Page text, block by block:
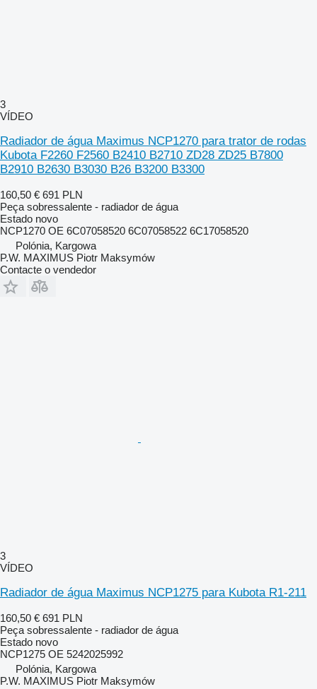
3
VÍDEO
Radiador de água Maximus NCP1270 para trator de rodas
Kubota F2260 F2560 B2410 B2710 ZD28 ZD25 B7800
B2910 B2630 B3030 B26 B3200 B3300
160,50 € 691 PLN
Peça sobressalente - radiador de água
Estado novo
NCP1270 OE 6C07058520 6C07058522 6C17058520
Polónia, Kargowa
P.W. MAXIMUS Piotr Maksymów
Contacte o vendedor
3
VÍDEO
Radiador de água Maximus NCP1275 para Kubota R1-211
160,50 € 691 PLN
Peça sobressalente - radiador de água
Estado novo
NCP1275 OE 5242025992
Polónia, Kargowa
P.W. MAXIMUS Piotr Maksymów